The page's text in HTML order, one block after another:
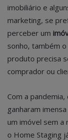
imobiliário e
marketing, se
perceber um
sonho, também
produto precisa
comprador ou
Com a
ganharam
um imóvel sem a
o Home Staging